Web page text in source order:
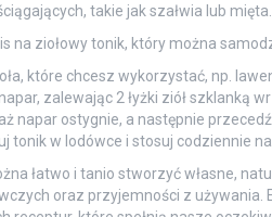
takie jak szałwia lub mięta.
na ziołowy tonik, który można
które chcesz wykorzystać, np.
zalewając 2 łyżki ziół szklanką
napar ostygnie, a następnie
tonik w lodówce i stosuj codziennie
łatwo i tanio stworzyć własne,
oraz przyjemności z